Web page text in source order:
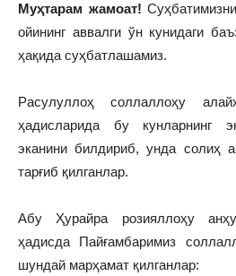
Муҳтарам жамоат!
ойининг аввалги ўн кунидаги
ҳақида суҳбатлашамиз.
Расулуллоҳ соллаллоҳу
ҳадисларида бу кунларнинг
эканини билдириб, унда солиҳ
тарғиб қилганлар.
Абу Ҳурайра розияллоҳу
ҳадисда Пайғамбаримиз
шундай марҳамат қилганлар: